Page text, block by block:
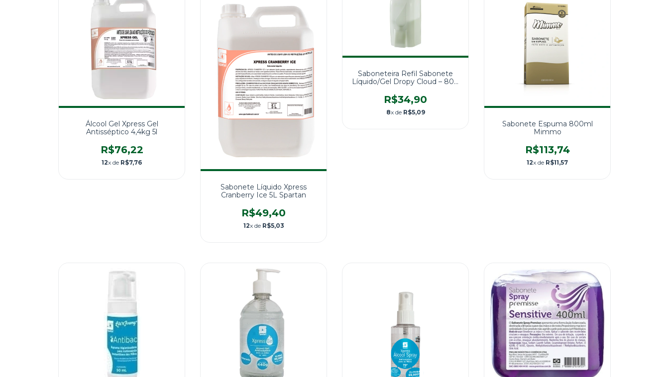
Álcool Gel Xpress Gel
Antisséptico 4,4kg 5l
R$76,22
12x de R$7,76
Sabonete Líquido Xpress
Cranberry Ice 5L Spartan
R$49,40
12x de R$5,03
Saboneteira Refil Sabonete
Líquido/Gel Dropy Cloud – 800
R$34,90
8x de R$5,09
Sabonete Espuma 800ml
Mimmo
R$113,74
12x de R$11,57